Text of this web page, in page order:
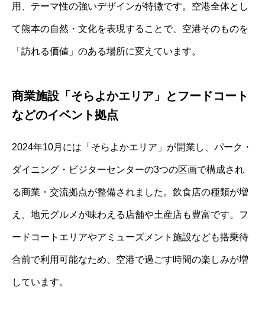
用、テーマ性の強いデザインが特徴です。空港全体とし
て熊本の自然・文化を表現することで、空港そのものを
「訪れる価値」のある場所に変えています。
商業施設「そらよかエリア」とフードコート
などのイベント拠点
2024年10月には「そらよかエリア」が開業し、パーク・
ダイニング・ビジターセンターの3つの区画で構成され
る商業・交流拠点が整備されました。飲食店の種類が増
え、地元グルメが味わえる店舗や土産店も豊富です。フ
ードコートエリアやアミューズメント施設なども搭乗待
合前で利用可能なため、空港で過ごす時間の楽しみが増
しています。